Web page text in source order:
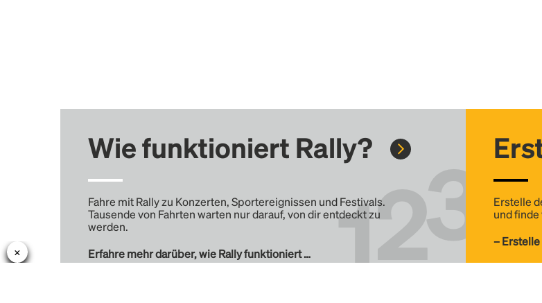
Wie funktioniert Rally?
Fahre mit Rally zu Konzerten, Sportereignissen und Festivals.
Tausende von Fahrten warten nur darauf, von dir entdeckt zu
werden.
Erfahre mehr darüber, wie Rally funktioniert …
Erstelle
und
–